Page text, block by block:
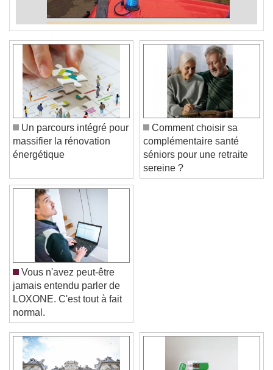
Video Player is loading.
Un parcours intégré pour
massifier la rénovation
Comment choisir sa
complémentaire santé
séniors pour une retraite
sereine ?
Vous n'avez peut-être
jamais entendu parler de
LOXONE. C'est tout à fait
normal.